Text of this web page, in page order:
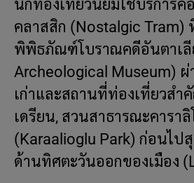
นักท่องเที่ยวนิยมใช้บริการคื
คลาสสิก (Nostalgic Tram)
พิพิธภัณฑ์โบราณคดีอันตาเลี
Archeological Museum) ผ่
เก่าและสถานที่ท่องเที่ยวสำ
เดรียน, สวนสาธารณะคาราลิ
(Karaalioglu Park) ก่อนไป
ด้านทิศตะวันออกของเมือง